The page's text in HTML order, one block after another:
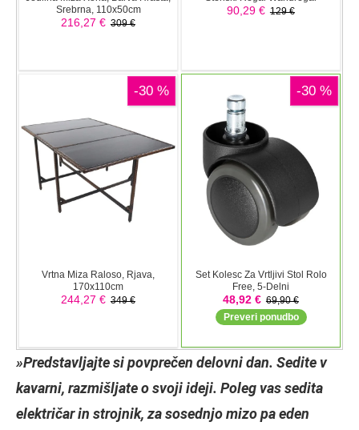
»Predstavljajte si povprečen delovni dan. Sedite v
kavarni, razmišljate o svoji ideji. Poleg vas sedita
električar in strojnik, za sosednjo mizo pa eden